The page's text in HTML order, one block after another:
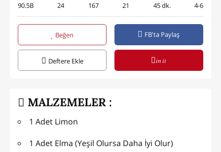
90.5B 24 167 21 45 dk. 4-6
Beğen FB'ta Paylaş
Deftere Ekle in it
MALZEMELER :
1 Adet Limon
1 Adet Elma (Yeşil Olursa Daha İyi Olur)